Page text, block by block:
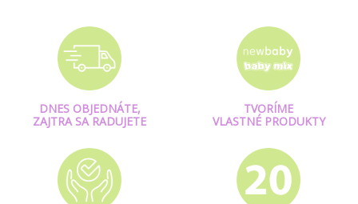
DNES OBJEDNÁTE,
ZAJTRA SA RADUJETE
TVORÍME
VLASTNÉ PRODUKTY